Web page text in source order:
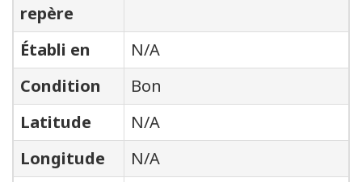
repère
Établi en
N/A
Condition
Bon
Latitude
N/A
Longitude
N/A